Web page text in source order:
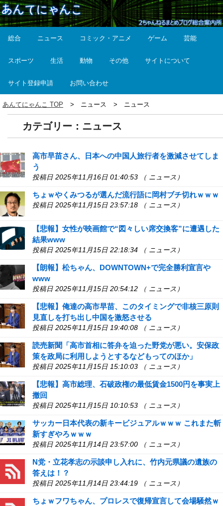
総合 ニュース コミック・アニメ ゲーム 芸能
スポーツ 生活 動物 その他 サイトについて
サイト登録申請 お問い合わせ
あんてにゃんこ TOP ニュース ニュース
カテゴリー：ニュース
高市早苗さん、日本への中国人旅行者を激減させてしま
う
投稿日 2025年11月16日 01:40:53 （ ニュース）
ちょｗやくみつるが選んだ流行語に岡村ブチ切れｗｗｗ
投稿日 2025年11月15日 23:57:18 （ ニュース）
【悲報】女性が映画館で“図々しい席交換客”に遭遇した
結果www
投稿日 2025年11月15日 22:18:34 （ ニュース）
【朗報】松ちゃん、DOWNTOWN+で完全勝利宣言や
www
投稿日 2025年11月15日 20:54:12 （ ニュース）
【悲報】俺達の高市早苗、このタイミングで非核三原則
見直しを打ち出し中国を激怒させる
投稿日 2025年11月15日 19:40:08 （ ニュース）
読売新聞「高市首相に答弁を迫った野党が悪い。安保政
策を政局に利用しようとするなどもってのほか」
投稿日 2025年11月15日 15:10:03 （ ニュース）
【悲報】高市総理、石破政権の最低賃金1500円を事実上
撤回
投稿日 2025年11月15日 10:10:53 （ ニュース）
サッカー日本代表の新キービジュアルｗｗｗ これまた斬
新すぎやろｗｗｗ
投稿日 2025年11月14日 23:57:00 （ ニュース）
N党・立花孝志の示談申し入れに、竹内元県議の遺族の
答えは！？
投稿日 2025年11月14日 23:44:19 （ ニュース）
ちょｗフワちゃん、プロレスで復帰宣言して会場騒然ｗ